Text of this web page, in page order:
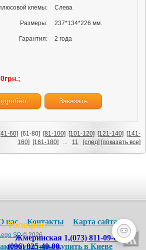
клемы: Слева
Размеры: 237*134*226 мм.
Гарантия: 2 года
Заказать
60] [61-80] [81-100] [101-120] [121-140] [141-
160] [161-180] 11 [след] [показать все]
нас Контакты Карта сайта
SP© 2026
Телефон
Жмеринская 1,(073) 811-09-09,
(096) 025-40-00.
купить в Киеве